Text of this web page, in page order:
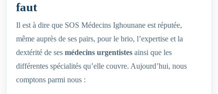
faut
Il est à dire que SOS Médecins Ighounane est réputée,
même auprès de ses pairs, pour le brio, l’expertise et la
dextérité de ses médecins urgentistes ainsi que les
différentes spécialités qu’elle couvre. Aujourd’hui, nous
comptons parmi nous :